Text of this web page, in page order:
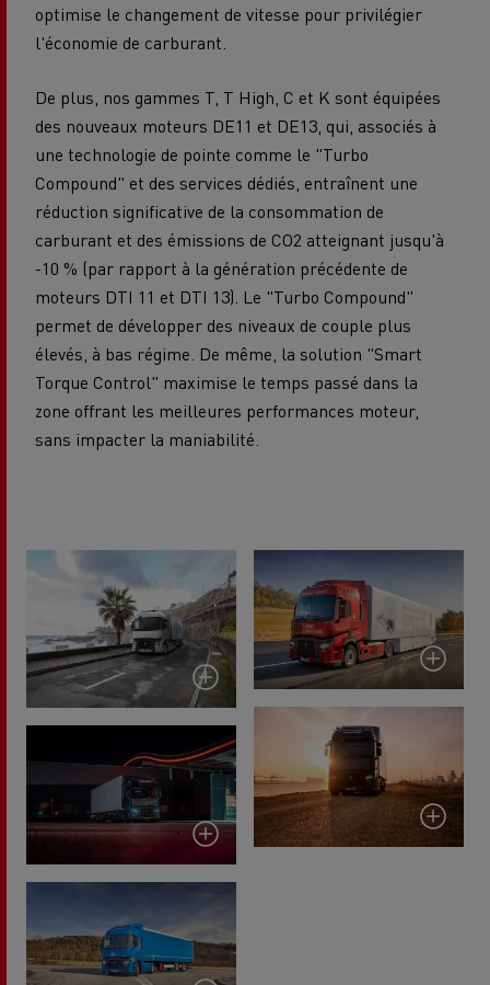
optimise le changement de vitesse pour privilégier
l'économie de carburant.
De plus, nos gammes T, T High, C et K sont équipées
des nouveaux moteurs DE11 et DE13, qui, associés à
une technologie de pointe comme le "Turbo
Compound" et des services dédiés, entraînent une
réduction significative de la consommation de
carburant et des émissions de CO2 atteignant jusqu'à
-10 % (par rapport à la génération précédente de
moteurs DTI 11 et DTI 13). Le "Turbo Compound"
permet de développer des niveaux de couple plus
élevés, à bas régime. De même, la solution "Smart
Torque Control" maximise le temps passé dans la
zone offrant les meilleures performances moteur,
sans impacter la maniabilité.